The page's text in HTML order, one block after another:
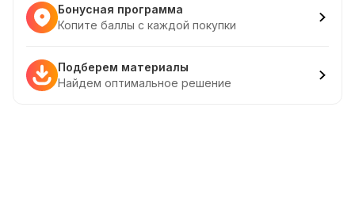
Бонусная программа
Копите баллы с каждой покупки
Подберем материалы
Найдем оптимальное решение